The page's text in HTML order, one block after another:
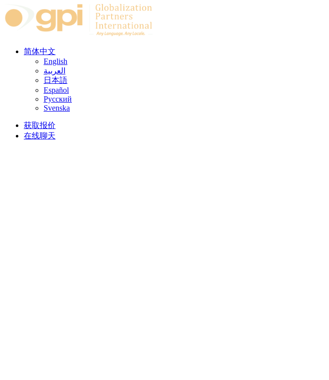
Skip to content
简体中文
English
العربية
日本語
Español
Русский
Svenska
获取报价
在线聊天